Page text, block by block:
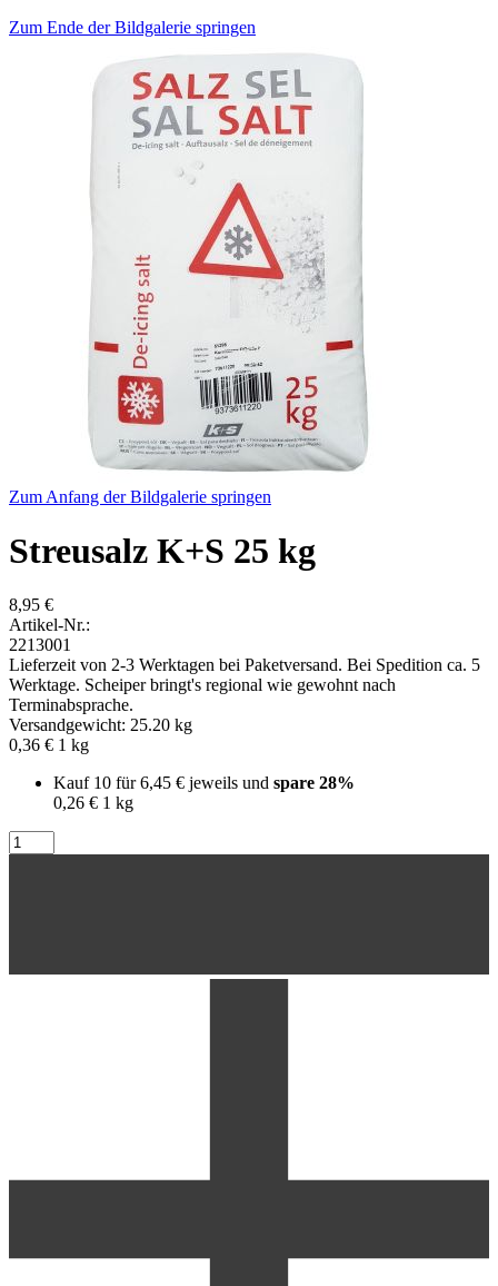
Zum Ende der Bildgalerie springen
Zum Anfang der Bildgalerie springen
Streusalz K+S 25 kg
8,95 €
Artikel-Nr.:
2213001
Lieferzeit von 2-3 Werktagen bei Paketversand. Bei Spedition ca. 5
Werktage. Scheiper bringt's regional wie gewohnt nach
Terminabsprache.
Versandgewicht: 25.20 kg
0,36 € 1 kg
Kauf 10 für6,45 € jeweils und spare 28%
0,26 € 1 kg